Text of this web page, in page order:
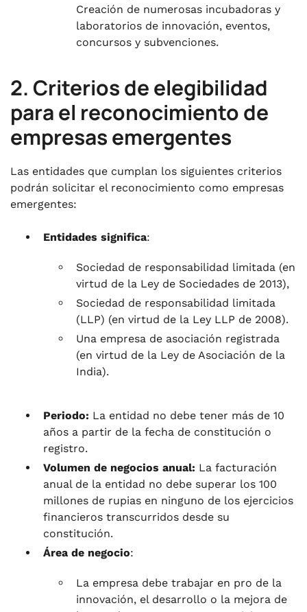
Creación de numerosas incubadoras y
laboratorios de innovación, eventos,
concursos y subvenciones.
2. Criterios de elegibilidad
para el reconocimiento de
empresas emergentes
Las entidades que cumplan los siguientes criterios
podrán solicitar el reconocimiento como empresas
emergentes:
Entidades significa:
Sociedad de responsabilidad limitada (en
virtud de la Ley de Sociedades de 2013),
Sociedad de responsabilidad limitada
(LLP) (en virtud de la Ley LLP de 2008).
Una empresa de asociación registrada
(en virtud de la Ley de Asociación de la
India).
Periodo: La entidad no debe tener más de 10
años a partir de la fecha de constitución o
registro.
Volumen de negocios anual: La facturación
anual de la entidad no debe superar los 100
millones de rupias en ninguno de los ejercicios
financieros transcurridos desde su
constitución.
Área de negocio:
La empresa debe trabajar en pro de la
innovación, el desarrollo o la mejora de